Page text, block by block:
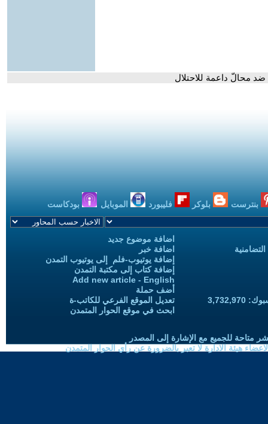
محالّ داعمة للاحتلال
بنترست بلوكر فليبورد الموبايل بودكاست
اضافة موضوع جديد
اضافة خبر
إضافة يوتيوب-فلم إلى يوتيوب التمدن
إضافة كتاب إلى مكتبة التمدن
Add new article - English
أضف حملة
تعديل الموقع الفرعي للكاتب-ة
ابحث في موقع الحوار المتمدن
متاحة للجميع مع الإشارة إلى المصدر
هيئة الادارة لا تعبر بالضرورة عن رأي الحوار المتمدن